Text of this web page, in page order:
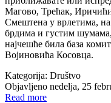
Магово, Трећак,
Смештена у врлетима,
брдима и густим
најчешће била база
Војиновића Косовца.
Kategorija: Društvo
Objavljeno nedelja, 25
Read more